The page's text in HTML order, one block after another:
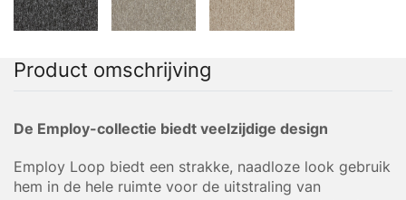
Product omschrijving
De Employ-collectie biedt veelzijdige design
Employ Loop biedt een strakke, naadloze look gebruik
hem in de hele ruimte voor de uitstraling van